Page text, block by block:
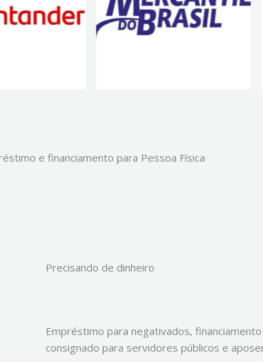
e financiamento para Pessoa Física
Precisando de dinheiro
Empréstimo para negativados,
consignado para servidores públicos e